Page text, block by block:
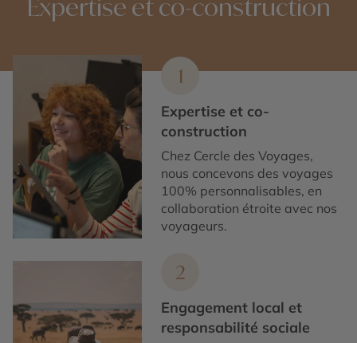
Expertise et co-construction
1
Expertise et co-
construction
Chez Cercle des Voyages,
nous concevons des voyages
100% personnalisables, en
collaboration étroite avec nos
voyageurs.
2
Engagement local et
responsabilité sociale